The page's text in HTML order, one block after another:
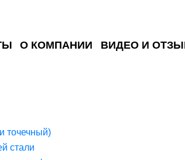
О КОМПАНИИ ВИДЕО И
точечный)
стали